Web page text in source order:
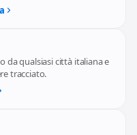
da qualsiasi città italiana e
tracciato.